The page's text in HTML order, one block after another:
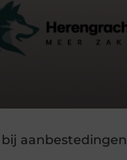
aanbestedingen